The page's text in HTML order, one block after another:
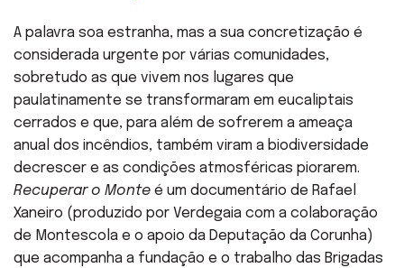
A palavra soa estranha, mas a sua concretização é
considerada urgente por várias comunidades,
sobretudo as que vivem nos lugares que
paulatinamente se transformaram em eucaliptais
cerrados e que, para além de sofrerem a ameaça
anual dos incêndios, também viram a biodiversidade
decrescer e as condições atmosféricas piorarem.
Recuperar o Monte é um documentário de Rafael
Xaneiro (produzido por Verdegaia com a colaboração
de Montescola e o apoio da Deputação da Corunha)
que acompanha a fundação e o trabalho das Brigadas